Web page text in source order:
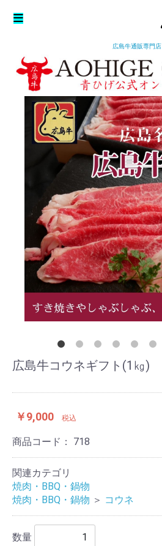
広島牛通販専門店
広島牛コウネギフト(1㎏)
￥9,000 税込
商品コード： 718
関連カテゴリ
焼肉・BBQ・鍋物
焼肉・BBQ・鍋物 ＞ コウネ
数量